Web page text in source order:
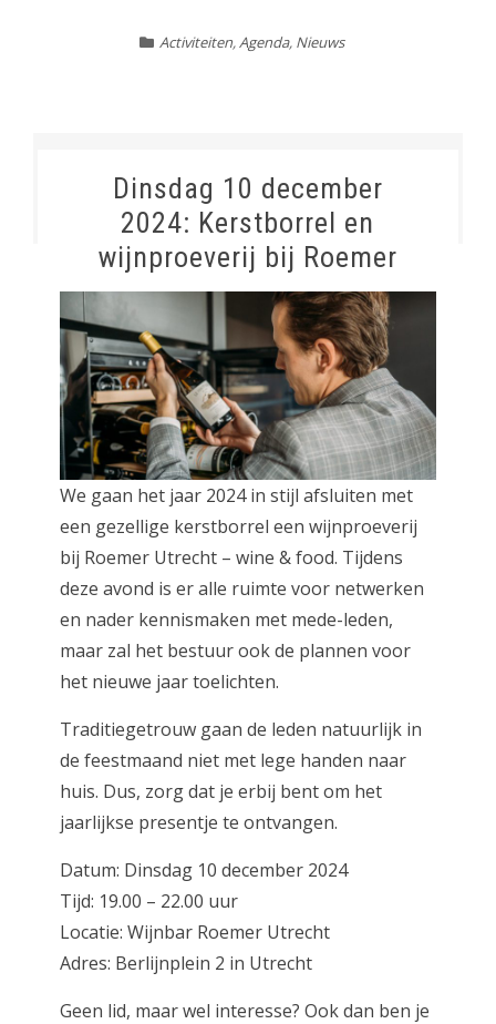
Activiteiten,Agenda, Nieuws
Dinsdag 10 december
2024: Kerstborrel en
wijnproeverij bij Roemer
We gaan het jaar 2024 in stijl afsluiten met
een gezellige kerstborrel een wijnproeverij
bij Roemer Utrecht – wine & food. Tijdens
deze avond is er alle ruimte voor netwerken
en nader kennismaken met mede-leden,
maar zal het bestuur ook de plannen voor
het nieuwe jaar toelichten.
Traditiegetrouw gaan de leden natuurlijk in
de feestmaand niet met lege handen naar
huis. Dus, zorg dat je erbij bent om het
jaarlijkse presentje te ontvangen.
Datum: Dinsdag 10 december 2024
Tijd: 19.00 – 22.00 uur
Locatie: Wijnbar Roemer Utrecht
Adres: Berlijnplein 2 in Utrecht
Geen lid, maar wel interesse? Ook dan ben je